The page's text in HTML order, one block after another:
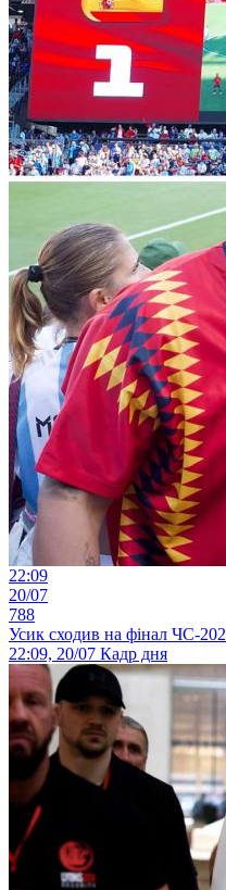
22:09
20/07
788
Усик сходив на фінал ЧС-
22:09, 20/07 Кадр дня